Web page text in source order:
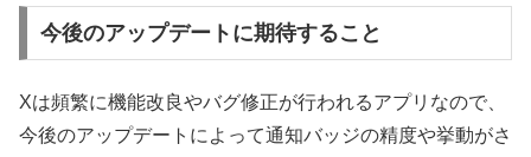
今後のアップデートに期待すること
Xは頻繁に機能改良やバグ修正が行われるアプリなので、
今後のアップデートによって通知バッジの精度や挙動がさ